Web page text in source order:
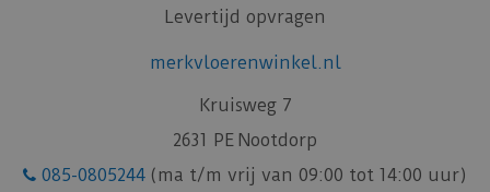
Levertijd opvragen
merkvloerenwinkel.nl
Kruisweg 7
2631 PE Nootdorp
085-0805244 (ma t/m vrij van 09:00 tot 14:00 uur)